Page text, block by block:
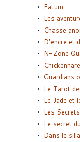
Fatum
Les
Chasse
D’encre et
N-Zone
Guardians
Le Tarot
Le Jade et
Les
Le secret
Dans le